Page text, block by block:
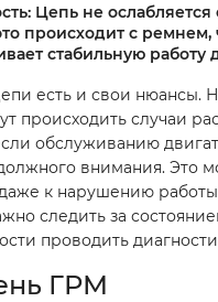
Цепь не
происходит с ремнем,
стабильную работу
есть и свои нюансы.
происходить случаи
обслуживанию
внимания. Это
к нарушению
следить за
проводить
ГРМ